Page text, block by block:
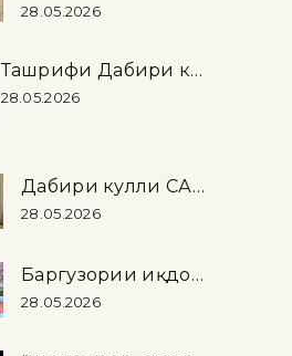
28.05.2026
Ташрифи Дабири кулли Иттиҳоди байнипарлумонӣ (IPU) Мартин Чунгонг …
28.05.2026
Дабири кулли САҲА аз Осорхонаи миллӣ дидан намуд
28.05.2026
Баргузории иқдомоти байналмилалии “Шабе дар осорхона – 2026” дар Осорхонаи миллӣ
28.05.2026